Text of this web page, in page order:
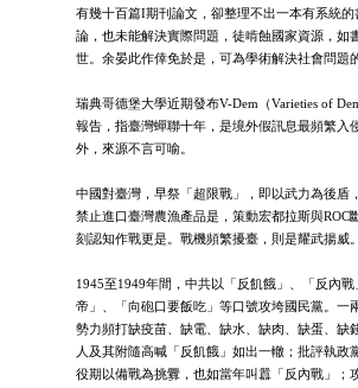
有幾十百篇I期刊論文，卻整理不出一本有系統的
論，也未能解決實際問題，徒啃蝕國家資源，如
世。余晏此作倖免於是，可為學術解決社會問題
瑞典哥德堡大學近期發布V-Dem（Varieties of
報告，指臺灣蟬聯十年，是境外假訊息最頻繁入
外，來源不言可喻。
中國對臺灣，早祭「超限戰」，即以武力為後盾
禁止進口臺灣農漁產品是，策動宏都拉斯與ROC
刻認知作戰更是。戰機頻繁擾臺，則是耀武揚威。
1945至1949年間，中共以「反飢餓」、「反內
帝」、「向砲口要飯吃」等口號攻垮國民黨。一
勢力頻打缺疫苗、缺電、缺水、缺肉、缺蛋、缺
人及其附隨高喊「反飢餓」如出一轍；批評執政
役期以備戰為挑釁，也如當年叫囂「反內戰」；